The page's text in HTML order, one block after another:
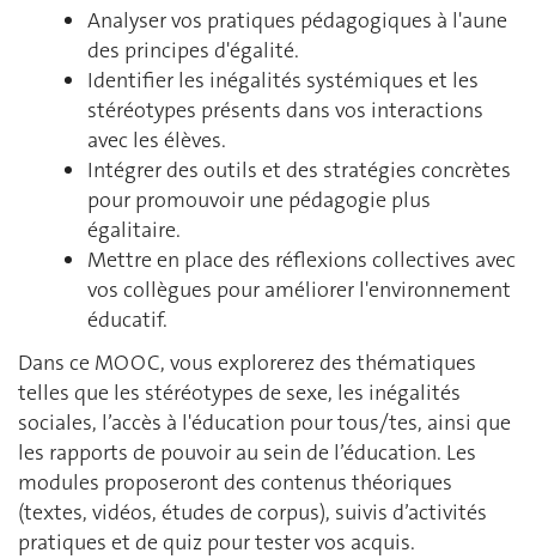
Analyser vos pratiques pédagogiques à l'aune
des principes d'égalité.
Identifier les inégalités systémiques et les
stéréotypes présents dans vos interactions
avec les élèves.
Intégrer des outils et des stratégies concrètes
pour promouvoir une pédagogie plus
égalitaire.
Mettre en place des réflexions collectives avec
vos collègues pour améliorer l'environnement
éducatif.
Dans ce MOOC, vous explorerez des thématiques
telles que les stéréotypes de sexe, les inégalités
sociales, l’accès à l'éducation pour tous/tes, ainsi que
les rapports de pouvoir au sein de l’éducation. Les
modules proposeront des contenus théoriques
(textes, vidéos, études de corpus), suivis d’activités
pratiques et de quiz pour tester vos acquis.